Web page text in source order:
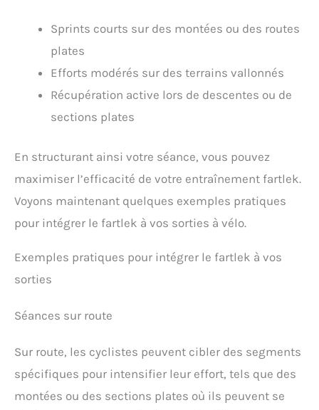
Sprints courts sur des montées ou des routes
plates
Efforts modérés sur des terrains vallonnés
Récupération active lors de descentes ou de
sections plates
En structurant ainsi votre séance, vous pouvez
maximiser l’efficacité de votre entraînement fartlek.
Voyons maintenant quelques exemples pratiques
pour intégrer le fartlek à vos sorties à vélo.
Exemples pratiques pour intégrer le fartlek à vos
sorties
Séances sur route
Sur route, les cyclistes peuvent cibler des segments
spécifiques pour intensifier leur effort, tels que des
montées ou des sections plates où ils peuvent se